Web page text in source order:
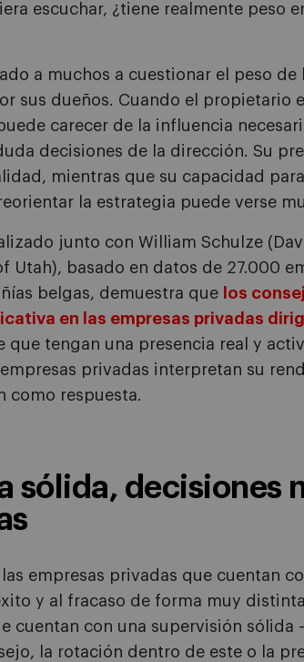
escuchar, ¿tiene realmente peso
a muchos a cuestionar el peso de
sus dueños. Cuando el propietario
carecer de la influencia
decisiones de la dirección. Su
mientras que su capacidad
la estrategia puede verse
junto con William Schulze
Utah), basado en datos de 27.000
belgas, demuestra que
los
en las empresas privadas
que tengan una presencia real y
privadas interpretan su
como respuesta.
sólida, decisiones
empresas privadas que cuentan
y al fracaso de forma muy
cuentan con una supervisión
la rotación dentro de este o la